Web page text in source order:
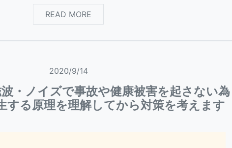
READ MORE
2020/9/14
・ノイズで事故や健康被害を起さない為
する原理を理解してから対策を考えます